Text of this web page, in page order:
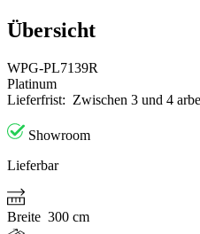
Übersicht
WPG-PL7139R
Platinum
Lieferfrist: Zwischen 3 und 4
Showroom
Lieferbar
Breite 300 cm